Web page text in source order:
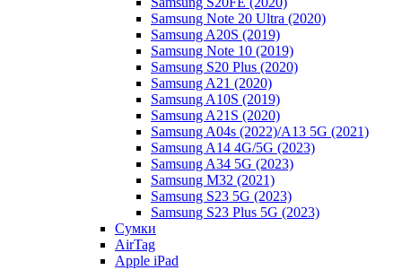
Samsung Note 20 Ultra (2020)
Samsung A20S (2019)
Samsung Note 10 (2019)
Samsung S20 Plus (2020)
Samsung A21 (2020)
Samsung A10S (2019)
Samsung A21S (2020)
Samsung A04s (2022)/А13 5G (2021)
Samsung A14 4G/5G (2023)
Samsung A34 5G (2023)
Samsung M32 (2021)
Samsung S23 5G (2023)
Samsung S23 Plus 5G (2023)
Сумки
AirTag
Apple iPad